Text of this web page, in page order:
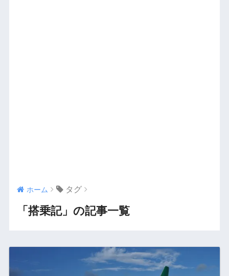
ホーム タグ
「搭乗記」の記事一覧